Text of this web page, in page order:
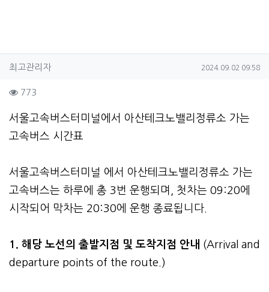
작성자 정보
최고관리자작성 작성일
2024.09.02 09:58
컨텐츠 정보
773
본문
서울고속버스터미널에서 아산테크노밸리정류소 가는
고속버스 시간표
서울고속버스터미널 에서 아산테크노밸리정류소 가는
고속버스는 하루에 총 3번 운행되며, 첫차는 09:20에
시작되어 막차는 20:30에 운행 종료됩니다.
1. 해당 노선의 출발지점 및 도착지점 안내 (Arrival and
departure points of the route.)